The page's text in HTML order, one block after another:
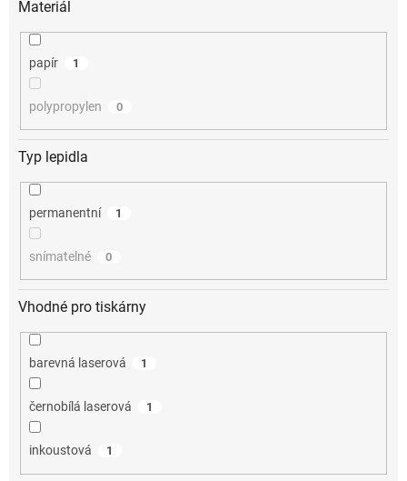
Materiál
papír 1
polypropylen 0
Typ lepidla
permanentní 1
snímatelné 0
Vhodné pro tiskárny
barevná laserová 1
černobílá laserová 1
inkoustová 1